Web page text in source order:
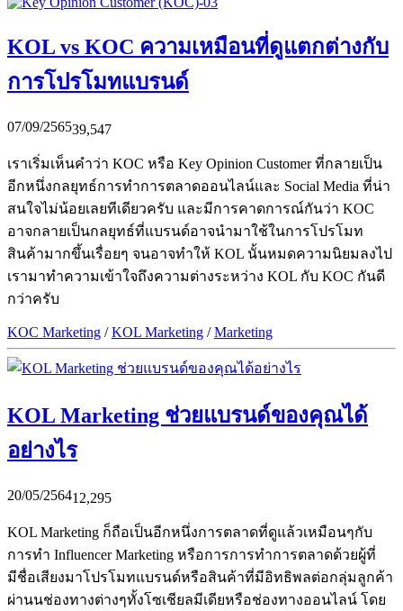
KOL vs KOC ความเหมือนที่ดูแตกต่างกับ
การโปรโมทแบรนด์
07/09/256539,547
เราเริ่มเห็นคำว่า KOC หรือ Key Opinion Customer ที่กลายเป็น
อีกหนึ่งกลยุทธ์การทำการตลาดออนไลน์และ Social Media ที่น่า
สนใจไม่น้อยเลยทีเดียวครับ และมีการคาดการณ์กันว่า KOC
อาจกลายเป็นกลยุทธ์ที่แบรนด์อาจนำมาใช้ในการโปรโมท
สินค้ามากขึ้นเรื่อยๆ จนอาจทำให้ KOL นั้นหมดความนิยมลงไป
เรามาทำความเข้าใจถึงความต่างระหว่าง KOL กับ KOC กันดี
กว่าครับ
KOC Marketing /KOL Marketing /Marketing
KOL Marketing ช่วยแบรนด์ของคุณได้
อย่างไร
20/05/256412,295
KOL Marketing ก็ถือเป็นอีกหนึ่งการตลาดที่ดูแล้วเหมือนๆกับ
การทำ Influencer Marketing หรือการการทำการตลาดด้วยผู้ที่
มีชื่อเสียงมาโปรโมทแบรนด์หรือสินค้าที่มีอิทธิพลต่อกลุ่มลูกค้า
ผ่านนช่องทางต่างๆทั้งโซเชียลมีเดียหรือช่องทางออนไลน์ โดย